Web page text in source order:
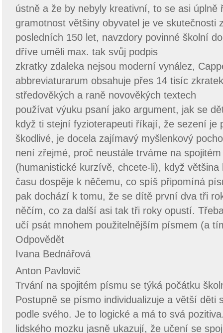
ústně a že by nebyly kreativní, to se asi úplně
gramotnost většiny obyvatel je ve skutečnosti
posledních 150 let, navzdory povinné školní
dříve uměli max. tak svůj podpis
zkratky zdaleka nejsou moderní vynález,
abbreviaturarum obsahuje přes 14 tisíc
středověkých a raně novověkých textech
používat výuku psaní jako argument, jak se
když ti stejní fyzioterapeuti říkají, že sezení je
škodlivé, je docela zajímavý myšlenkový
není zřejmé, proč neustále trváme na
(humanistické kurzívě, chcete-li), když
času dospěje k něčemu, co spíš připomíná
pak dochází k tomu, že se dítě první dva tři
něčím, co za další asi tak tři roky opustí.
učí psát mnohem použitelnějším písmem (a
Odpovědět
Ivana Bednářová
Anton Pavlovič
Trvání na spojitém písmu se týká počátku
Postupně se písmo individualizuje a větší děti
podle svého. Je to logické a má to svá
lidského mozku jasně ukazují, že učení se